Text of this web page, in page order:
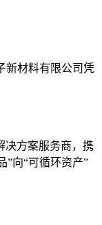
新材料有限公司凭
决方案服务商，携
”向“可循环资产”